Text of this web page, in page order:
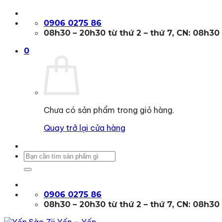
qua
0906 0275 86
08h30 – 20h30 từ thứ 2 – thứ 7, CN: 08h30
0
Chưa có sản phẩm trong giỏ hàng.
Quay trở lại cửa hàng
Tìm
0906 0275 86
08h30 – 20h30 từ thứ 2 – thứ 7, CN: 08h30